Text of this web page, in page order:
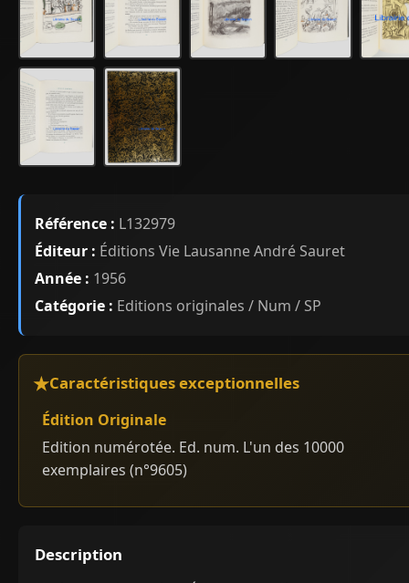
Référence : L132979
Éditeur : Éditions Vie Lausanne André Sauret
Année : 1956
Catégorie : Editions originales / Num / SP
Caractéristiques exceptionnelles
Édition Originale
Edition numérotée. Ed. num. L'un des 10000
exemplaires (n°9605)
Description